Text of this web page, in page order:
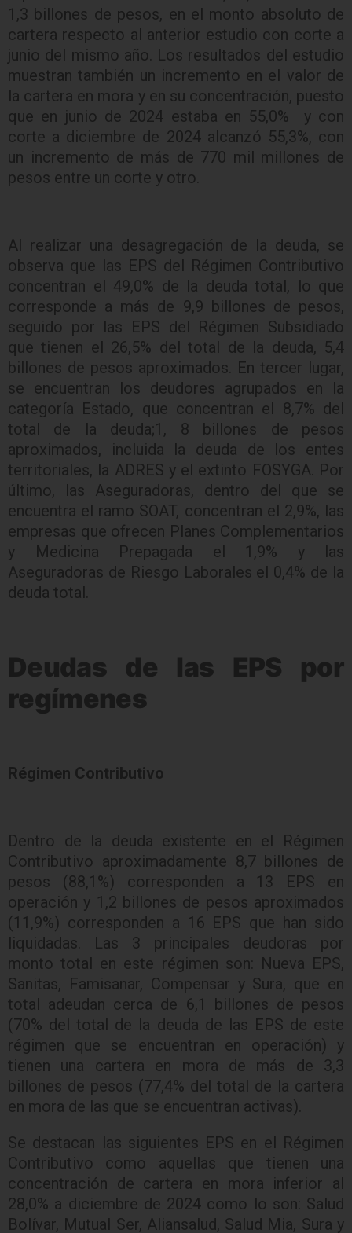
1,3 billones de pesos, en el monto absoluto de
cartera respecto al anterior estudio con corte a
junio del mismo año. Los resultados del estudio
muestran también un incremento en el valor de
la cartera en mora y en su concentración, puesto
que en junio de 2024 estaba en 55,0% y con
corte a diciembre de 2024 alcanzó 55,3%, con
un incremento de más de 770 mil millones de
pesos entre un corte y otro.
Al realizar una desagregación de la deuda, se
observa que las EPS del Régimen Contributivo
concentran el 49,0% de la deuda total, lo que
corresponde a más de 9,9 billones de pesos,
seguido por las EPS del Régimen Subsidiado
que tienen el 26,5% del total de la deuda, 5,4
billones de pesos aproximados. En tercer lugar,
se encuentran los deudores agrupados en la
categoría Estado, que concentran el 8,7% del
total de la deuda;1, 8 billones de pesos
aproximados, incluida la deuda de los entes
territoriales, la ADRES y el extinto FOSYGA. Por
último, las Aseguradoras, dentro del que se
encuentra el ramo SOAT, concentran el 2,9%, las
empresas que ofrecen Planes Complementarios
y Medicina Prepagada el 1,9% y las
Aseguradoras de Riesgo Laborales el 0,4% de la
deuda total.
Deudas de las EPS por
regímenes
Régimen Contributivo
Dentro de la deuda existente en el Régimen
Contributivo aproximadamente 8,7 billones de
pesos (88,1%) corresponden a 13 EPS en
operación y 1,2 billones de pesos aproximados
(11,9%) corresponden a 16 EPS que han sido
liquidadas. Las 3 principales deudoras por
monto total en este régimen son: Nueva EPS,
Sanitas, Famisanar, Compensar y Sura, que en
total adeudan cerca de 6,1 billones de pesos
(70% del total de la deuda de las EPS de este
régimen que se encuentran en operación) y
tienen una cartera en mora de más de 3,3
billones de pesos (77,4% del total de la cartera
en mora de las que se encuentran activas).
Se destacan las siguientes EPS en el Régimen
Contributivo como aquellas que tienen una
concentración de cartera en mora inferior al
28,0% a diciembre de 2024 como lo son: Salud
Bolívar, Mutual Ser, Aliansalud, Salud Mia, Sura y